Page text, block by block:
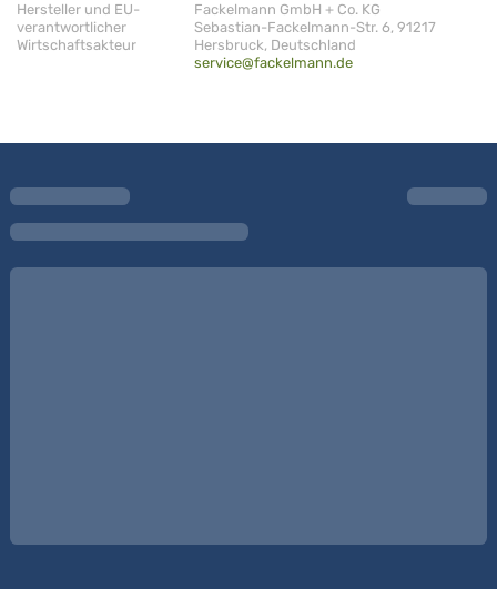
Hersteller und EU-
verantwortlicher
Wirtschaftsakteur
Fackelmann GmbH + Co. KG
Sebastian-Fackelmann-Str. 6, 91217
Hersbruck, Deutschland
service@fackelmann.de